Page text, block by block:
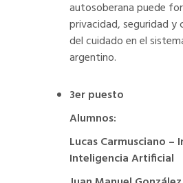
autosoberana puede
privacidad, seguridad y
del cuidado en el
argentino.
3er puesto
Alumnos:
Lucas Carmusciano –
Inteligencia Artificial